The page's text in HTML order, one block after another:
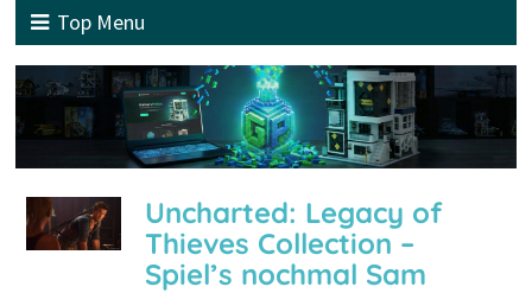
Top Menu
Uncharted: Legacy of
Thieves Collection –
Spiel’s nochmal Sam